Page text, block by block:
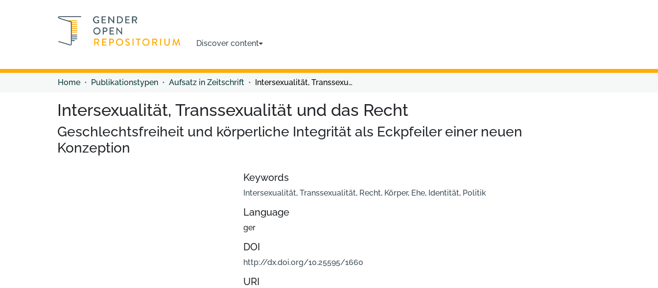
Discover content
Home Publikationstypen Aufsatz in Zeitschrift Intersexualität, Transsexualität und das Recht
Intersexualität, Transsexualität und das Recht
Geschlechtsfreiheit und körperliche Integrität als Eckpfeiler einer neuen
Konzeption
Keywords
Intersexualität, Transsexualität, Recht, Körper, Ehe, Identität, Politik
Language
ger
DOI
http://dx.doi.org/10.25595/1660
URI